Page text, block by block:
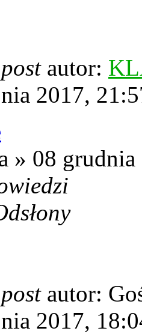
autor:
2017,
» 08
autor:
2017,